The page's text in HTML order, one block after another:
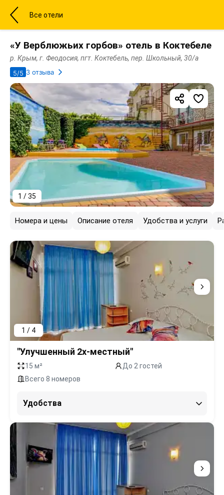
Все отели
«У Верблюжьих горбов» отель в Коктебеле
р. Крым, г. Феодосия, пгт. Коктебель, пер. Школьный, 30/а
5/5 3 отзыва
1 / 35
Номера и цены Описание отеля Удобства и услуги
1 / 4
"Улучшенный 2х-местный"
15 м²
До 2 гостей
Всего 8 номеров
Удобства